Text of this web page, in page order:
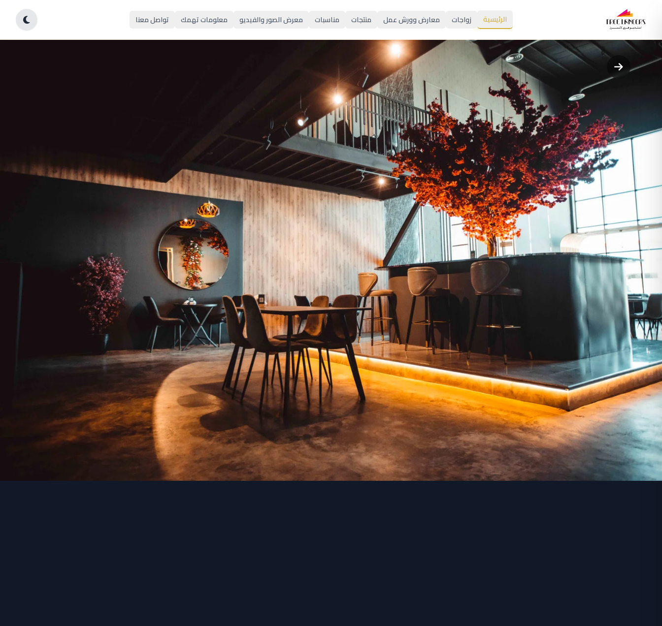
الرئيسية زواجات معارض وورش عمل منتجات مناسبات معرض الصور والفيديو معلومات تهمك تواصل معنا